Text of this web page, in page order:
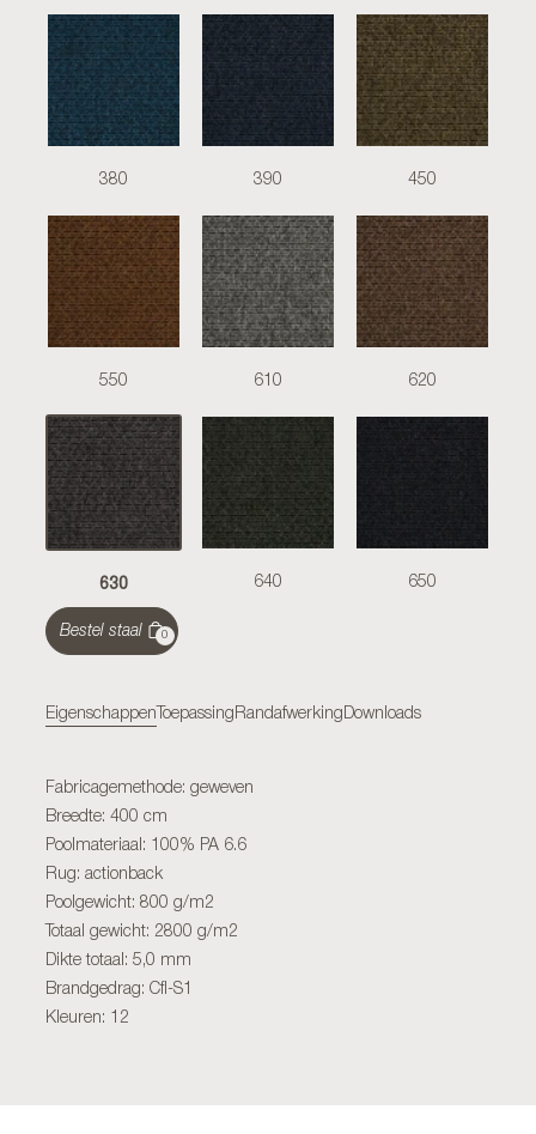
380 390 450
550 610 620
630 640 650
Bestel staal 0
Eigenschappen Toepassing Randafwerking Downloads
Fabricagemethode: geweven
Breedte: 400 cm
Poolmateriaal: 100% PA 6.6
Rug: actionback
Poolgewicht: 800 g/m2
Totaal gewicht: 2800 g/m2
Dikte totaal: 5,0 mm
Brandgedrag: Cfl-S1
Kleuren: 12